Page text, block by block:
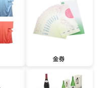
金券